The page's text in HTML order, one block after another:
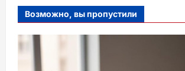
Возможно, вы пропустили